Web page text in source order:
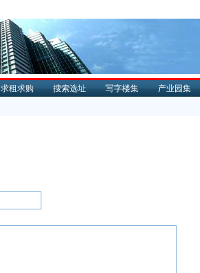
求租求购 搜索选址 写字楼集 产业园集